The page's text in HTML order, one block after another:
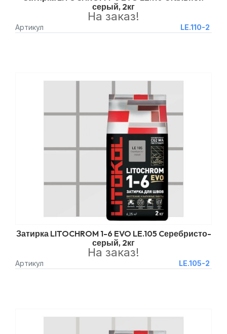
серый, 2кг
Артикул LE.110-2
На заказ!
Затирка LITOCHROM 1-6 EVO LE.105 Cеребристо-
серый, 2кг
Артикул LE.105-2
На заказ!